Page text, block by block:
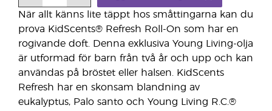
När allt känns lite täppt hos småttingarna kan du
prova KidScents® Refresh Roll-On som har en
rogivande doft. Denna exklusiva Young Living-olja
är utformad för barn från två år och upp och kan
användas på bröstet eller halsen. KidScents
Refresh har en skonsam blandning av
eukalyptus, Palo santo och Young Living R.C.®